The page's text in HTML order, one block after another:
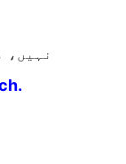
نہیں،